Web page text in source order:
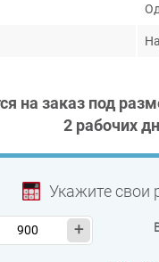
на заказ под
2 рабочих
Укажите свои
+